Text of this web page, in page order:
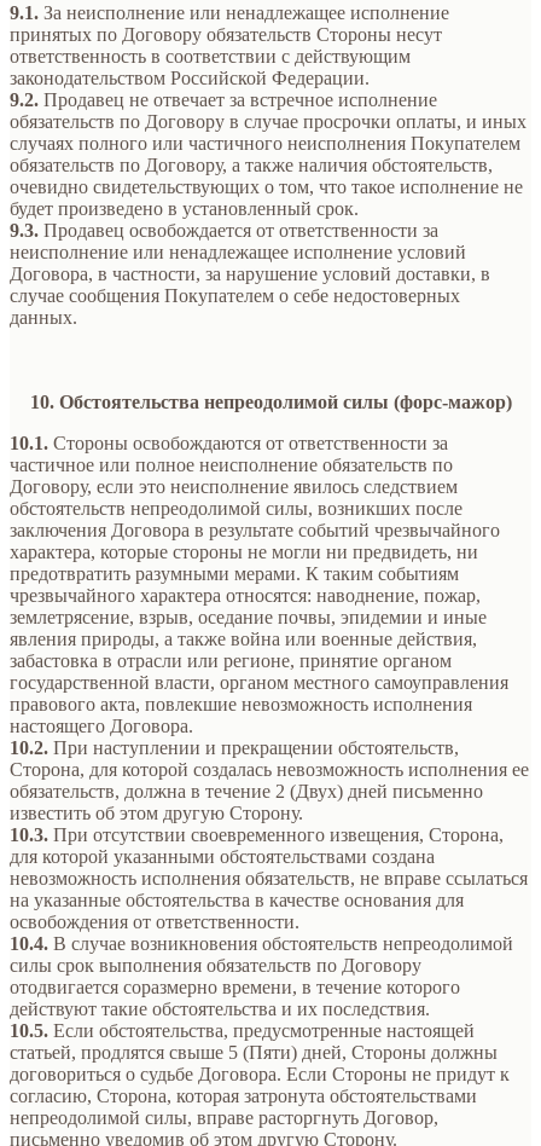
9.1. За неисполнение или ненадлежащее исполнение
принятых по Договору обязательств Стороны несут
ответственность в соответствии с действующим
законодательством Российской Федерации.
9.2. Продавец не отвечает за встречное исполнение
обязательств по Договору в случае просрочки оплаты, и иных
случаях полного или частичного неисполнения Покупателем
обязательств по Договору, а также наличия обстоятельств,
очевидно свидетельствующих о том, что такое исполнение не
будет произведено в установленный срок.
9.3. Продавец освобождается от ответственности за
неисполнение или ненадлежащее исполнение условий
Договора, в частности, за нарушение условий доставки, в
случае сообщения Покупателем о себе недостоверных
данных.
10. Обстоятельства непреодолимой силы (форс-мажор)
10.1. Стороны освобождаются от ответственности за
частичное или полное неисполнение обязательств по
Договору, если это неисполнение явилось следствием
обстоятельств непреодолимой силы, возникших после
заключения Договора в результате событий чрезвычайного
характера, которые стороны не могли ни предвидеть, ни
предотвратить разумными мерами. К таким событиям
чрезвычайного характера относятся: наводнение, пожар,
землетрясение, взрыв, оседание почвы, эпидемии и иные
явления природы, а также война или военные действия,
забастовка в отрасли или регионе, принятие органом
государственной власти, органом местного самоуправления
правового акта, повлекшие невозможность исполнения
настоящего Договора.
10.2. При наступлении и прекращении обстоятельств,
Сторона, для которой создалась невозможность исполнения ее
обязательств, должна в течение 2 (Двух) дней письменно
известить об этом другую Сторону.
10.3. При отсутствии своевременного извещения, Сторона,
для которой указанными обстоятельствами создана
невозможность исполнения обязательств, не вправе ссылаться
на указанные обстоятельства в качестве основания для
освобождения от ответственности.
10.4. В случае возникновения обстоятельств непреодолимой
силы срок выполнения обязательств по Договору
отодвигается соразмерно времени, в течение которого
действуют такие обстоятельства и их последствия.
10.5. Если обстоятельства, предусмотренные настоящей
статьей, продлятся свыше 5 (Пяти) дней, Стороны должны
договориться о судьбе Договора. Если Стороны не придут к
согласию, Сторона, которая затронута обстоятельствами
непреодолимой силы, вправе расторгнуть Договор,
письменно уведомив об этом другую Сторону.